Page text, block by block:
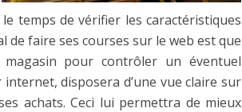
temps de vérifier les caractéristiques
de faire ses courses sur le web est que
pour contrôler un éventuel
disposera d’une vue claire sur
achats. Ceci lui permettra de mieux